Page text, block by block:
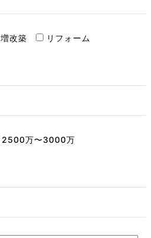
増改築
リフォーム
2500万〜3000万